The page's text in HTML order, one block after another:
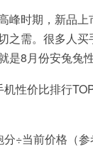
峰时期，新品
之需。很多人
是8月份安兔兔
÷当前价格（参